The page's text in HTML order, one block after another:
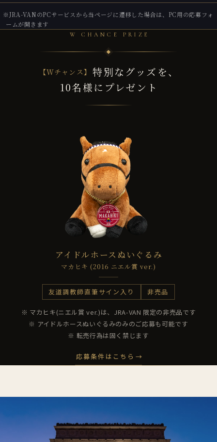
※JRA-VANのPCサービスから当ページに遷移した場合は、PC用の応募フォ
ームが開きます
W CHANCE PRIZE
【Wチャンス】
特別なグッズを、
10名様にプレゼント
アイドルホースぬいぐるみ
マカヒキ (2016 ニエル賞 ver.)
友道調教師直筆サイン入り 非売品
※ マカヒキ(ニエル賞 ver.)は、JRA-VAN 限定の非売品です
※ アイドルホースぬいぐるみのみのご応募も可能です
※ 転売行為は固く禁じます
応募条件はこちら